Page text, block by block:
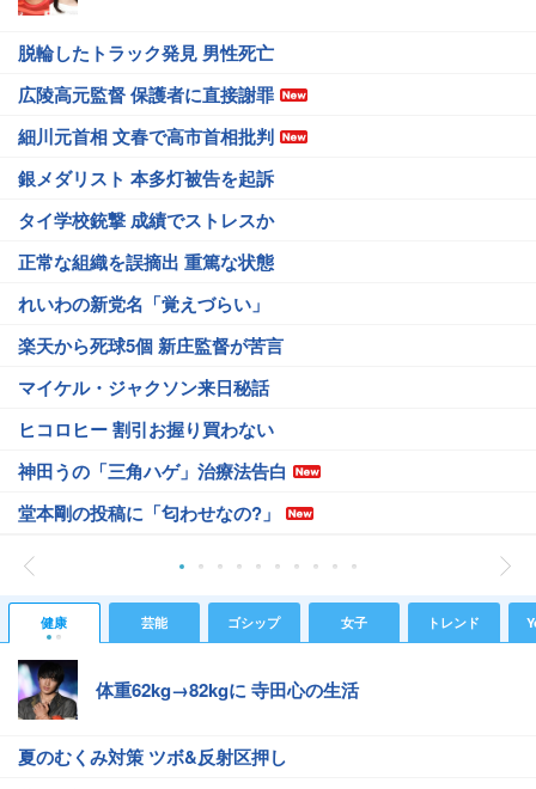
脱輪したトラック発見 男性死亡
広陵高元監督 保護者に直接謝罪
細川元首相 文春で高市首相批判
銀メダリスト 本多灯被告を起訴
タイ学校銃撃 成績でストレスか
正常な組織を誤摘出 重篤な状態
れいわの新党名「覚えづらい」
楽天から死球5個 新庄監督が苦言
マイケル・ジャクソン来日秘話
ヒコロヒー 割引お握り買わない
神田うの「三角ハゲ」治療法告白
堂本剛の投稿に「匂わせなの?」
健康 芸能 ゴシップ 女子 トレンド
体重62kg→82kgに 寺田心の生活
夏のむくみ対策 ツボ&反射区押し